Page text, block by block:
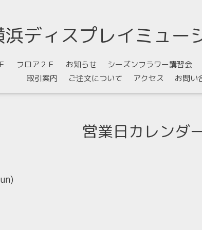
浜ディスプレイミュー
フロア２Ｆ お知らせ シーズンフラワー講習会
取引案内
ご注文について アクセス お問い
営業日カレンダ